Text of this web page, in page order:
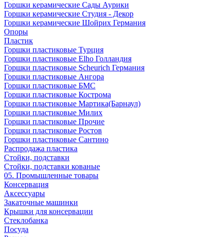
Горшки керамические Сады Аурики
Горшки керамические Студия - Декор
Горшки керамические Шойрих Германия
Опоры
Пластик
Горшки пластиковые Турция
Горшки пластиковые Elho Голландия
Горшки пластиковые Scheuriсh Германия
Горшки пластиковые Ангора
Горшки пластиковые БМС
Горшки пластиковые Кострома
Горшки пластиковые Мартика(Барнаул)
Горшки пластиковые Милих
Горшки пластиковые Прочие
Горшки пластиковые Ростов
Горшки пластиковые Сантино
Распродажа пластика
Стойки, подставки
Стойки, подставки кованые
05. Промышленные товары
Консервация
Аксессуары
Закаточные машинки
Крышки для консервации
Стеклобанка
Посуда